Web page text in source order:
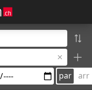
par arr